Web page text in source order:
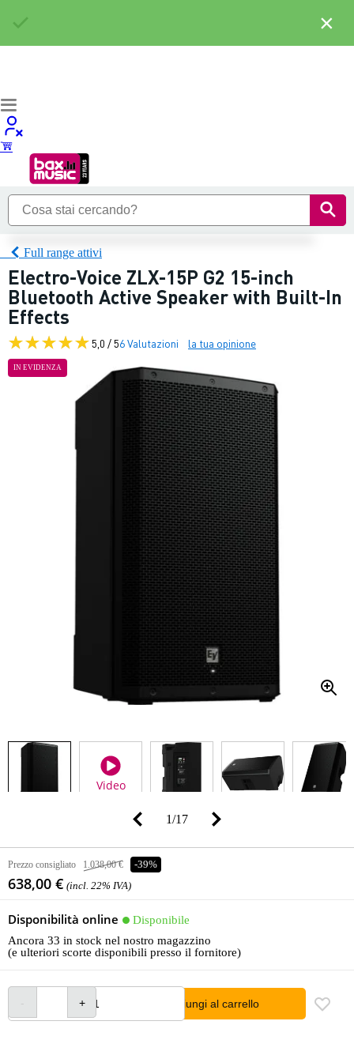
Full range attivi
Electro-Voice ZLX-15P G2 15-inch
Bluetooth Active Speaker with Built-In
Effects
5,0 / 56 Valutazioni la tua opinione
IN EVIDENZA
Video
1/17
Prezzo consigliato 1.038,00 € -39%
638,00 € (incl. 22% IVA)
Disponibilità online
Disponibile
Ancora 33 in stock nel nostro magazzino
(e ulteriori scorte disponibili presso il fornitore)
Aggiungi al carrello
×